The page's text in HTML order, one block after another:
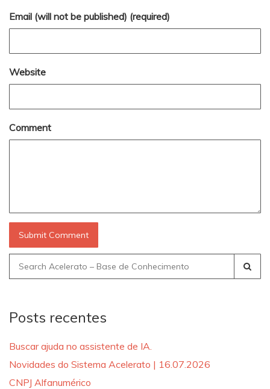
Email (will not be published) (required)
Website
Comment
Search
for:
Posts recentes
Buscar ajuda no assistente de IA.
Novidades do Sistema Acelerato | 16.07.2026
CNPJ Alfanumérico